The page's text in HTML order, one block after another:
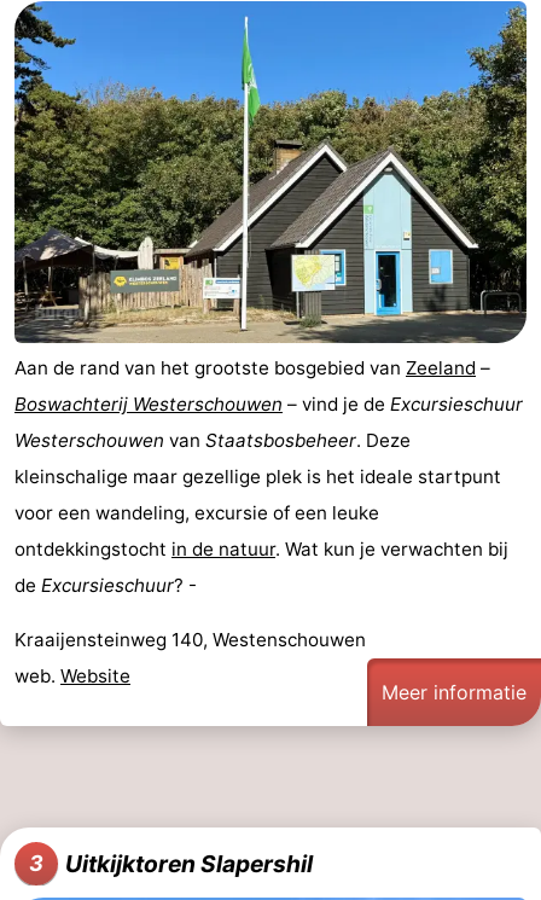
-
Rondvaarten
-
Speeltuinen
-
Binnenspeeltuinen
-
Bowlen
-
Minigolfbanen
Wellness
centra
Dorpen
&
Steden
Natuur
Rondleidingen
Sporten
-
Fietsen
-
Wandelen
-
Golfbanen
-
Surfen
Vuurtoren
Aan de rand van het grootste bosgebied van Zeeland –
Boswachterij Westerschouwen – vind je de Excursieschuur
Westerschouwen van Staatsbosbeheer. Deze
kleinschalige maar gezellige plek is het ideale startpunt
voor een wandeling, excursie of een leuke
ontdekkingstocht in de natuur. Wat kun je verwachten bij
de Excursieschuur? -
Kraaijensteinweg 140, Westenschouwen
web. Website
Meer informatie
3 Uitkijktoren Slapershil